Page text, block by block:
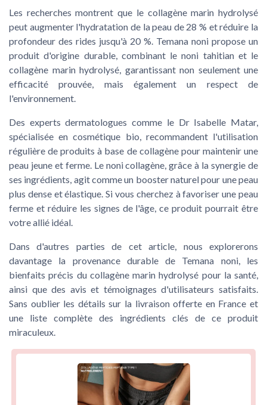
Les recherches montrent que le collagène marin hydrolysé
peut augmenter l'hydratation de la peau de 28 % et réduire la
profondeur des rides jusqu'à 20 %. Temana noni propose un
produit d'origine durable, combinant le noni tahitian et le
collagène marin hydrolysé, garantissant non seulement une
efficacité prouvée, mais également un respect de
l'environnement.
Des experts dermatologues comme le Dr Isabelle Matar,
spécialisée en cosmétique bio, recommandent l'utilisation
régulière de produits à base de collagène pour maintenir une
peau jeune et ferme. Le noni collagène, grâce à la synergie de
ses ingrédients, agit comme un booster naturel pour une peau
plus dense et élastique. Si vous cherchez à favoriser une peau
ferme et réduire les signes de l'âge, ce produit pourrait être
votre allié idéal.
Dans d'autres parties de cet article, nous explorerons
davantage la provenance durable de Temana noni, les
bienfaits précis du collagène marin hydrolysé pour la santé,
ainsi que des avis et témoignages d'utilisateurs satisfaits.
Sans oublier les détails sur la livraison offerte en France et
une liste complète des ingrédients clés de ce produit
miraculeux.